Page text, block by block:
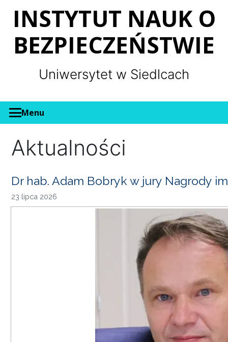
INSTYTUT NAUK O
BEZPIECZEŃSTWIE
Uniwersytet w Siedlcach
Menu
Aktualności
Dr hab. Adam Bobryk w jury Nagrody
23 lipca 2026